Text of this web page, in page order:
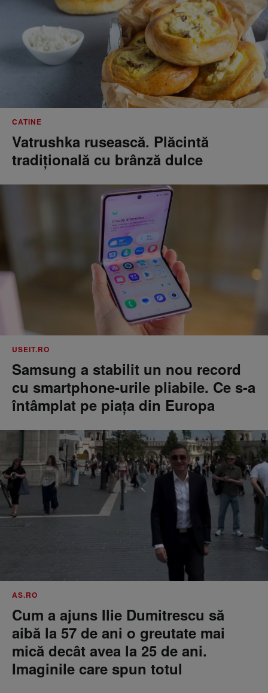
CATINE
Vatrushka rusească. Plăcintă
tradițională cu brânză dulce
USEIT.RO
Samsung a stabilit un nou record
cu smartphone-urile pliabile. Ce s-a
întâmplat pe piața din Europa
AS.RO
Cum a ajuns Ilie Dumitrescu să
aibă la 57 de ani o greutate mai
mică decât avea la 25 de ani.
Imaginile care spun totul